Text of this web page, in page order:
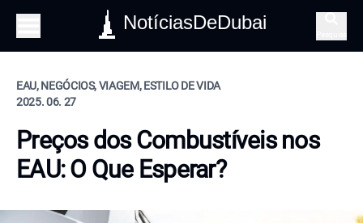
NotíciasDeDubai
EAU, NEGÓCIOS, VIAGEM, ESTILO DE VIDA
2025. 06. 27
Preços dos Combustíveis nos
EAU: O Que Esperar?